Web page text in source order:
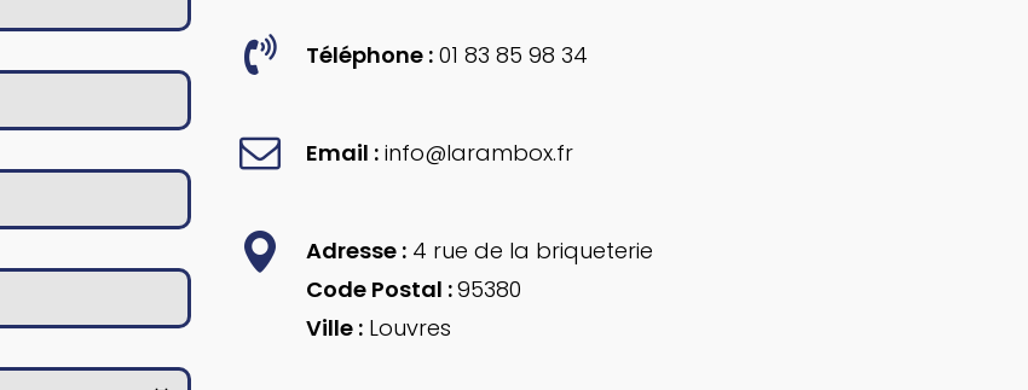
Téléphone : 01 83 85 98 34
Email : info@larambox.fr
Adresse : 4 rue de la briqueterie
Code Postal :95380
Ville : Louvres